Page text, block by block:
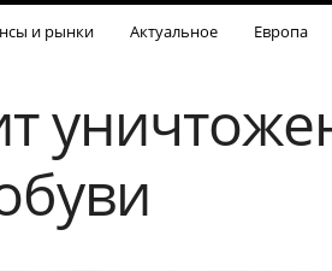
и рынки Актуальное Европа